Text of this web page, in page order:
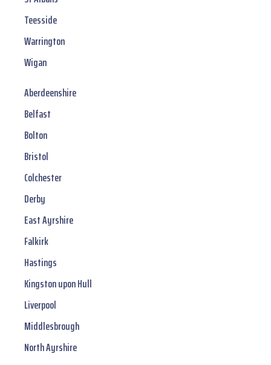
Teesside
Warrington
Wigan
Aberdeenshire
Belfast
Bolton
Bristol
Colchester
Derby
East Ayrshire
Falkirk
Hastings
Kingston upon Hull
Liverpool
Middlesbrough
North Ayrshire